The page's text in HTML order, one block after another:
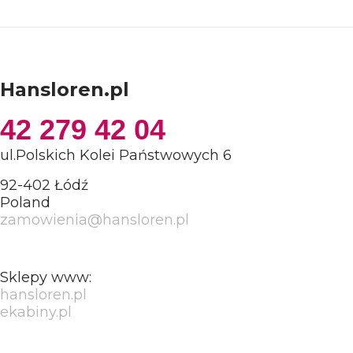
Hansloren.pl
42 279 42 04
ul.Polskich Kolei Państwowych 6
92-402 Łódź
Poland
zamowienia@hansloren.pl
Sklepy www:
hansloren.pl
ekabiny.pl